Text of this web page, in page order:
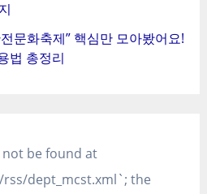
문화축제” 핵심만 모아봤어요!
법 총정리
be found at
dept_mcst.xml`; the